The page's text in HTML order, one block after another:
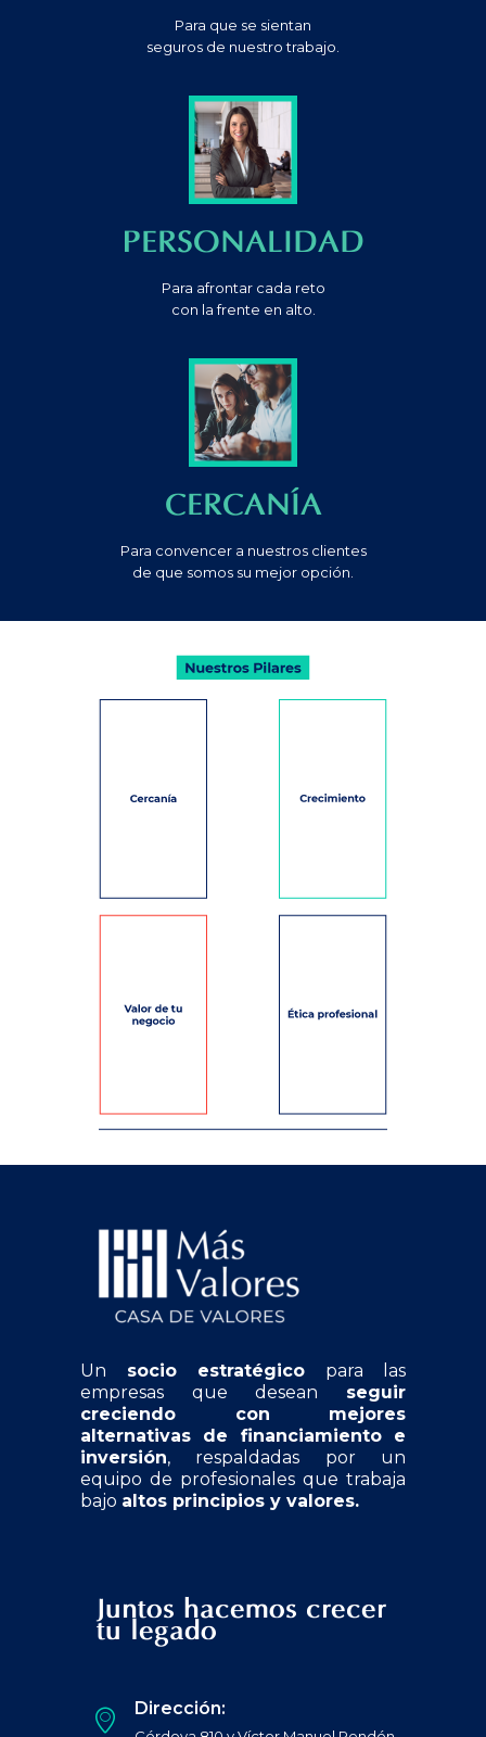
Para que se sientan
seguros de nuestro trabajo.
PERSONALIDAD
Para afrontar cada reto
con la frente en alto.
CERCANÍA
Para convencer a nuestros clientes
de que somos su mejor opción.
Un socio estratégico para las
empresas que desean seguir
creciendo con mejores
alternativas de financiamiento e
inversión, respaldadas por un
equipo de profesionales que trabaja
bajo altos principios y valores.
Juntos hacemos crecer
tu legado
Dirección: